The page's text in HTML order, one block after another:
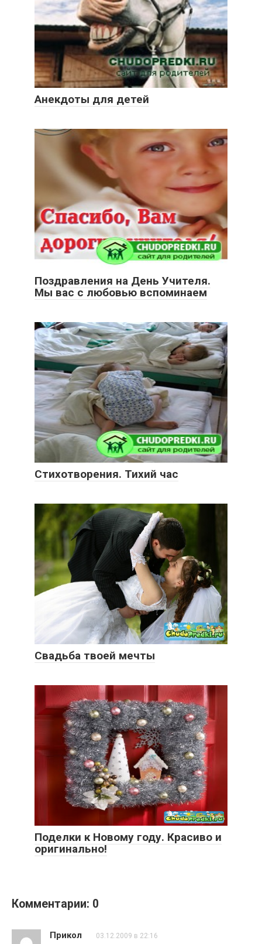
Анекдоты для детей
Поздравления на День Учителя.
Мы вас с любовью вспоминаем
Стихотворения. Тихий час
Свадьба твоей мечты
Поделки к Новому году. Красиво и
оригинально!
Комментарии: 0
Прикол 03.12.2009 в 22:16